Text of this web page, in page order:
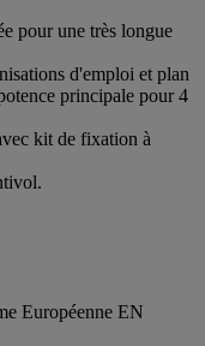
pour une très longue
d'emploi et plan
principale pour 4
kit de fixation à
Européenne EN